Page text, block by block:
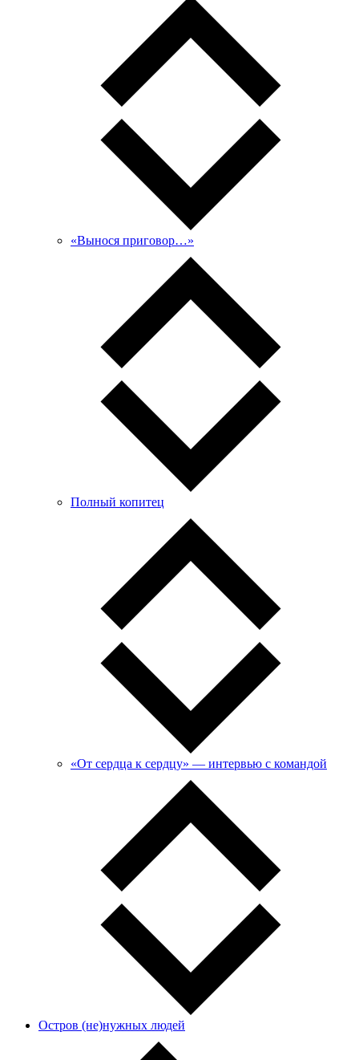
«Вынося приговор…»
Полный копитец
«От сердца к сердцу» — интервью с командой
Остров (не)нужных людей